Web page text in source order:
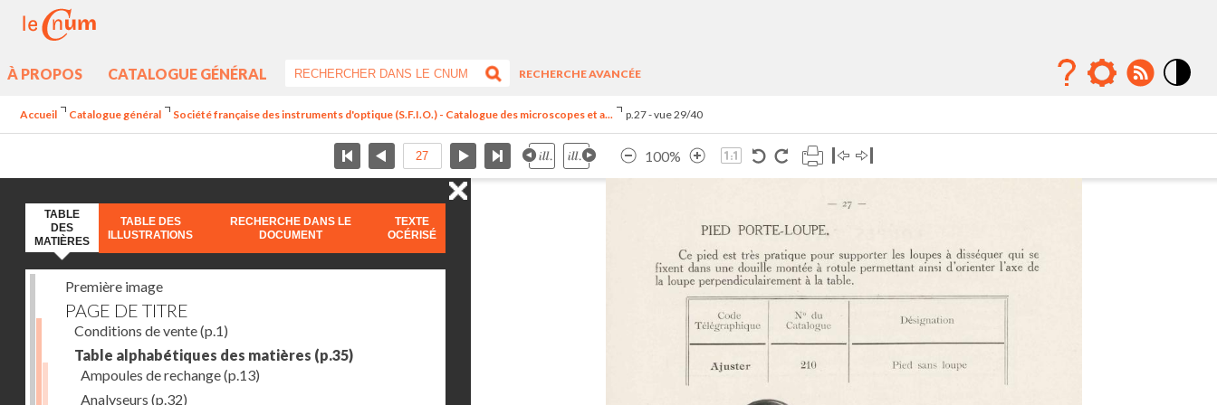
À PROPOS CATALOGUE GÉNÉRAL
RECHERCHE AVANCÉE
Accueil Catalogue général Société française des instruments d'optique (S.F.I.O.) - Catalogue des microscopes et a... p.27 - vue 29/40
100%
TABLE
DES
MATIÈRES
TABLE DES
ILLUSTRATIONS
RECHERCHE DANS LE
DOCUMENT
TEXTE
OCÉRISÉ
Première image
PAGE DE TITRE
Conditions de vente(p.1)
Table alphabétiques des matières (p.35)
Ampoules de rechange(p.13)
Analyseurs (p.32)